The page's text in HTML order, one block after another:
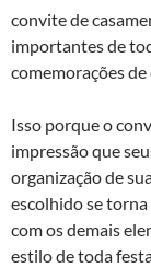
convite de
importantes de
comemorações
Isso porque o
impressão que
organização de
escolhido se
com os demais
estilo de toda